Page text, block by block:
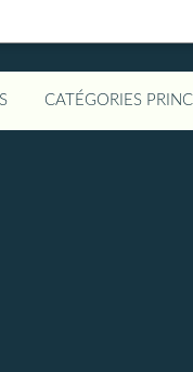
CATÉGORIES